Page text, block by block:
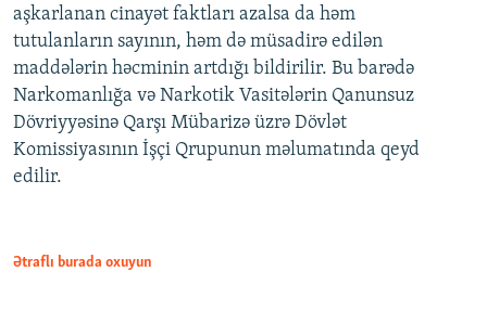
aşkarlanan cinayət faktları azalsa da həm
tutulanların sayının, həm də müsadirə edilən
maddələrin həcminin artdığı bildirilir. Bu barədə
Narkomanlığa və Narkotik Vasitələrin Qanunsuz
Dövriyyəsinə Qarşı Mübarizə üzrə Dövlət
Komissiyasının İşçi Qrupunun məlumatında qeyd
edilir.
Ətraflı burada oxuyun